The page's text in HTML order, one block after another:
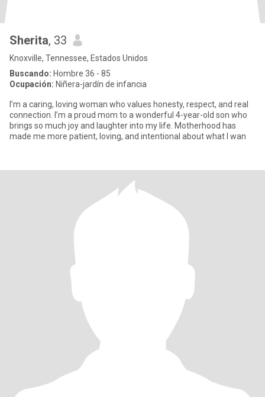
Sherita, 33
Knoxville, Tennessee, Estados Unidos
Buscando: Hombre 36 - 85
Ocupación: Niñera-jardín de infancia
I’m a caring, loving woman who values honesty, respect, and real
connection. I’m a proud mom to a wonderful 4-year-old son who
brings so much joy and laughter into my life. Motherhood has
made me more patient, loving, and intentional about what I wan